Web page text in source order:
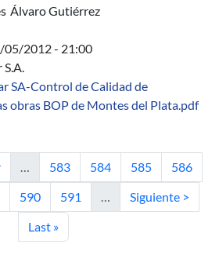
Álvaro Gutiérrez
05/2012 - 21:00
SA-Control de Calidad de
obras BOP de Montes del Plata.pdf
S.A. - Control de Calidad de
… Página
583 Página
584 Página
585 Página
586
Página
590 Página
591 … Siguiente página
Siguiente >
Última página
Last »